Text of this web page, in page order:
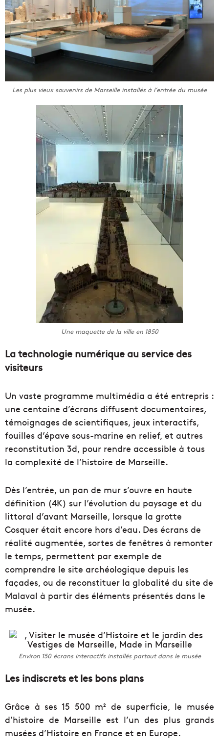
Les plus vieux souvenirs de Marseille installés à l’entrée du musée
Une maquette de la ville en 1850
La technologie numérique au service des
visiteurs
Un vaste programme multimédia a été entrepris :
une centaine d’écrans diffusent documentaires,
témoignages de scientifiques, jeux interactifs,
fouilles d’épave sous-marine en relief, et autres
reconstitution 3d, pour rendre accessible à tous
la complexité de l’histoire de Marseille.
Dès l’entrée, un pan de mur s’ouvre en haute
définition (4K) sur l’évolution du paysage et du
littoral d’avant Marseille, lorsque la grotte
Cosquer était encore hors d’eau. Des écrans de
réalité augmentée, sortes de fenêtres à remonter
le temps, permettent par exemple de
comprendre le site archéologique depuis les
façades, ou de reconstituer la globalité du site de
Malaval à partir des éléments présentés dans le
musée.
Environ 150 écrans interactifs installés partout dans le musée
Les indiscrets et les bons plans
Grâce à ses 15 500 m² de superficie, le musée
d’histoire de Marseille est l’un des plus grands
musées d’Histoire en France et en Europe.